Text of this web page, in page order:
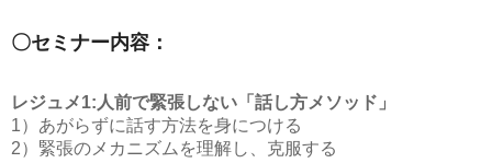
〇セミナー内容：
レジュメ1:人前で緊張しない「話し方メソッド」
1）あがらずに話す方法を身につける
2）緊張のメカニズムを理解し、克服する